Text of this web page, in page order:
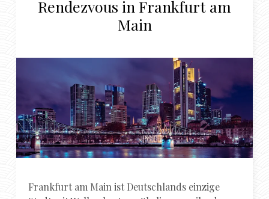
Rendezvous in Frankfurt am
Main
Frankfurt am Main ist Deutschlands einzige